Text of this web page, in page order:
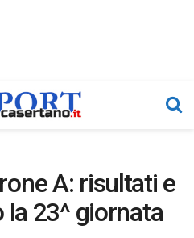
A: risultati e
23^ giornata